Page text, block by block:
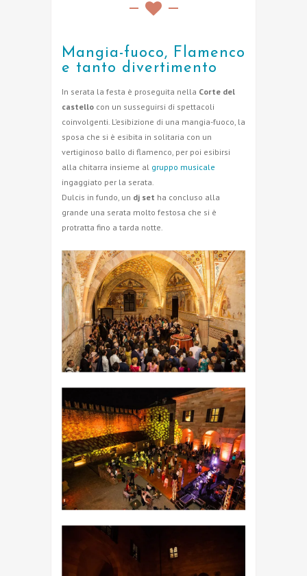
Mangia-fuoco, Flamenco
e tanto divertimento
In serata la festa è proseguita nella Corte del
castello con un susseguirsi di spettacoli
coinvolgenti. L’esibizione di una mangia-fuoco, la
sposa che si è esibita in solitaria con un
vertiginoso ballo di flamenco, per poi esibirsi
alla chitarra insieme al gruppo musicale
ingaggiato per la serata.
Dulcis in fundo, un dj set ha concluso alla
grande una serata molto festosa che si è
protratta fino a tarda notte.